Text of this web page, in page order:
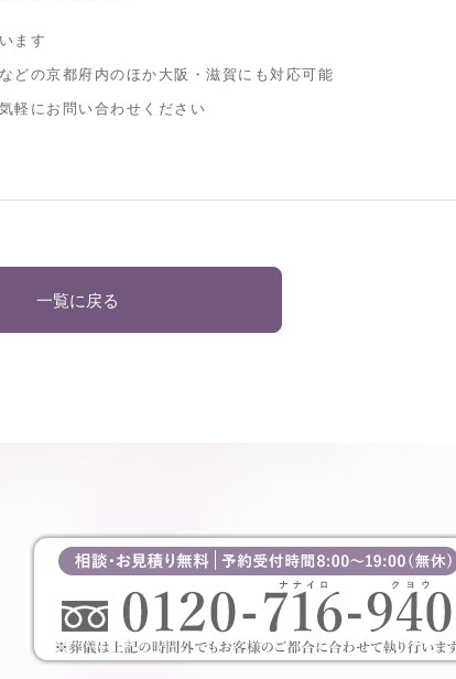
ます
どの京都府内のほか大阪・滋賀にも対応可能
軽にお問い合わせください
一覧に戻る